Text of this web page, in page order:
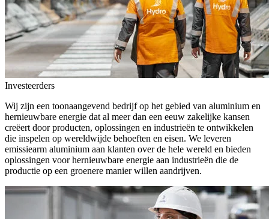
Investeerders
Wij zijn een toonaangevend bedrijf op het gebied van aluminium en
hernieuwbare energie dat al meer dan een eeuw zakelijke kansen
creëert door producten, oplossingen en industrieën te ontwikkelen
die inspelen op wereldwijde behoeften en eisen. We leveren
emissiearm aluminium aan klanten over de hele wereld en bieden
oplossingen voor hernieuwbare energie aan industrieën die de
productie op een groenere manier willen aandrijven.